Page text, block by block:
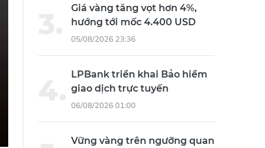
Giá vàng tăng vọt hơn 4%,
hướng tới mốc 4.400 USD
05/08/2026 23:36
LPBank triển khai Bảo hiểm
giao dịch trực tuyến
06/08/2026 01:00
Vững vàng trên ngưỡng quan